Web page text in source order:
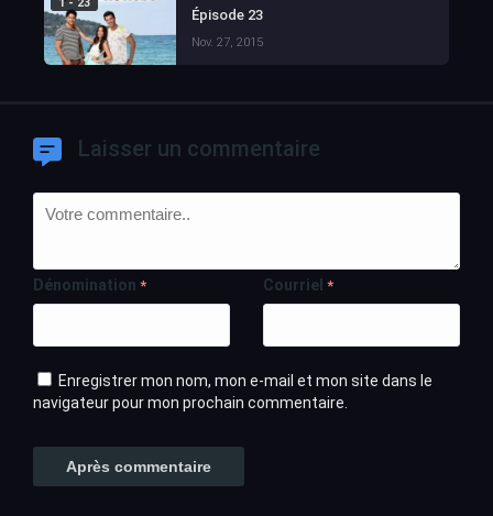
Épisode 23
Nov. 27, 2015
Laisser un commentaire
Dénomination * Courriel *
Enregistrer mon nom, mon e-mail et mon site dans le
navigateur pour mon prochain commentaire.